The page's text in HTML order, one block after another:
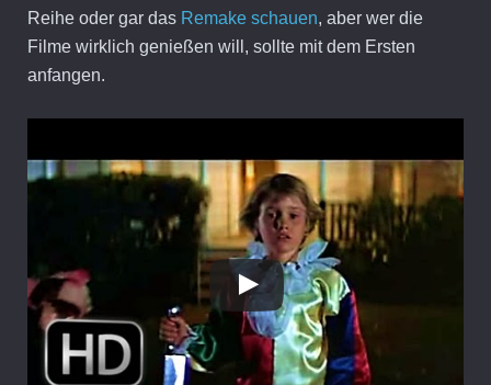
Reihe oder gar das Remake schauen, aber wer die
Filme wirklich genießen will, sollte mit dem Ersten
anfangen.